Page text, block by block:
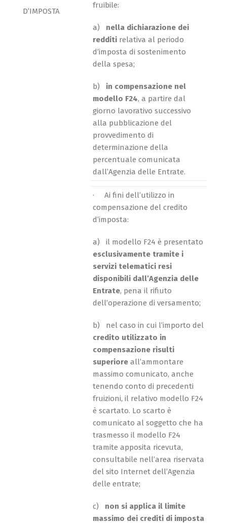
D’IMPOSTA
fruibile:
a) nella dichiarazione dei
redditi relativa al periodo
d’imposta di sostenimento
della spesa;
b) in compensazione nel
modello F24, a partire dal
giorno lavorativo successivo
alla pubblicazione del
provvedimento di
determinazione della
percentuale comunicata
dall’Agenzia delle Entrate.
· Ai fini dell’utilizzo in
compensazione del credito
d’imposta:
a) il modello F24 è presentato
esclusivamente tramite i
servizi telematici resi
disponibili dall’Agenzia delle
Entrate, pena il rifiuto
dell’operazione di versamento;
b) nel caso in cui l’importo del
credito utilizzato in
compensazione risulti
superiore all’ammontare
massimo comunicato, anche
tenendo conto di precedenti
fruizioni, il relativo modello F24
è scartato. Lo scarto è
comunicato al soggetto che ha
trasmesso il modello F24
tramite apposita ricevuta,
consultabile nell’area riservata
del sito Internet dell’Agenzia
delle entrate;
c) non si applica il limite
massimo dei crediti di imposta